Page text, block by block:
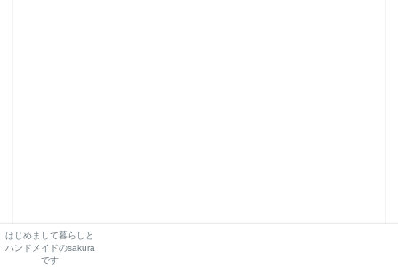
はじめまして暮らしと
ハンドメイドのsakura
です